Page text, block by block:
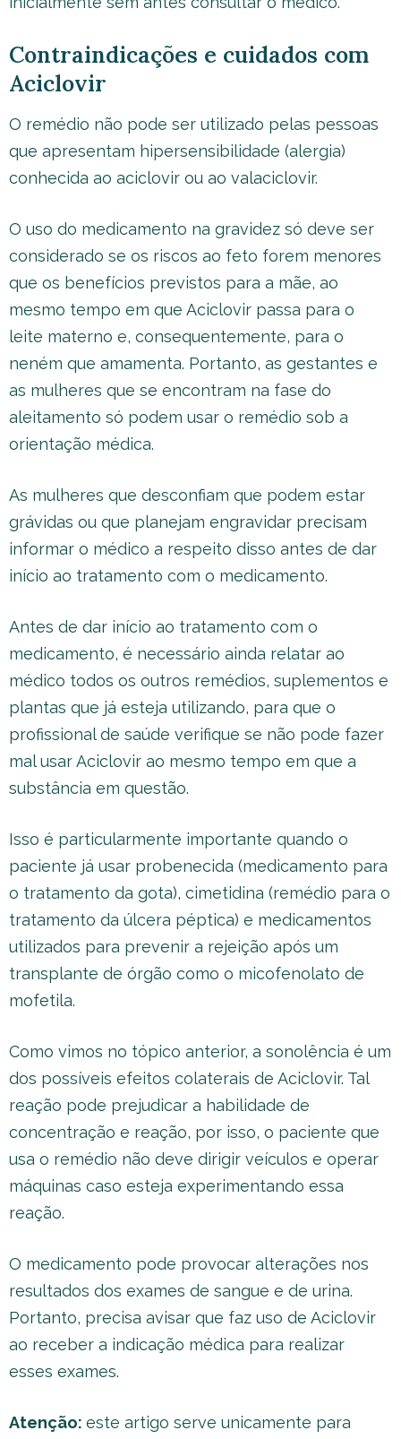
Contraindicações e cuidados com
Aciclovir
O remédio não pode ser utilizado pelas pessoas
que apresentam hipersensibilidade (alergia)
conhecida ao aciclovir ou ao valaciclovir.
O uso do medicamento na gravidez só deve ser
considerado se os riscos ao feto forem menores
que os benefícios previstos para a mãe, ao
mesmo tempo em que Aciclovir passa para o
leite materno e, consequentemente, para o
neném que amamenta. Portanto, as gestantes e
as mulheres que se encontram na fase do
aleitamento só podem usar o remédio sob a
orientação médica.
As mulheres que desconfiam que podem estar
grávidas ou que planejam engravidar precisam
informar o médico a respeito disso antes de dar
início ao tratamento com o medicamento.
Antes de dar início ao tratamento com o
medicamento, é necessário ainda relatar ao
médico todos os outros remédios, suplementos e
plantas que já esteja utilizando, para que o
profissional de saúde verifique se não pode fazer
mal usar Aciclovir ao mesmo tempo em que a
substância em questão.
Isso é particularmente importante quando o
paciente já usar probenecida (medicamento para
o tratamento da gota), cimetidina (remédio para o
tratamento da úlcera péptica) e medicamentos
utilizados para prevenir a rejeição após um
transplante de órgão como o micofenolato de
mofetila.
Como vimos no tópico anterior, a sonolência é um
dos possíveis efeitos colaterais de Aciclovir. Tal
reação pode prejudicar a habilidade de
concentração e reação, por isso, o paciente que
usa o remédio não deve dirigir veículos e operar
máquinas caso esteja experimentando essa
reação.
O medicamento pode provocar alterações nos
resultados dos exames de sangue e de urina.
Portanto, precisa avisar que faz uso de Aciclovir
ao receber a indicação médica para realizar
esses exames.
Atenção: este artigo serve unicamente para